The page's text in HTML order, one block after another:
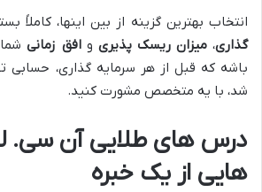
انتخاب بهترین گزینه از بین اینها، کاملاً
گذاری،میزان ریسک پذیری وافق زمانیشما
باشه که قبل از هر سرمایه گذاری، حسابی
شد، با یه متخصص مشورت کنید.
درس های طلایی آن سی.
هایی از یک خبره